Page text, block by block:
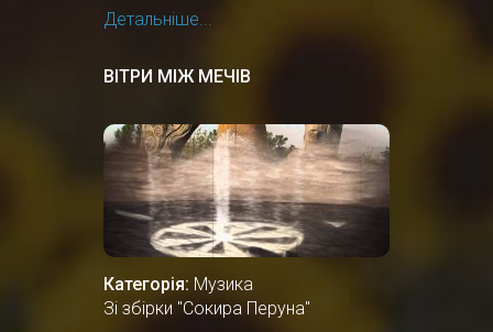
Детальніше...
ВІТРИ МІЖ МЕЧІВ
Категорія: Музика
Зі збірки "Сокира Перуна"